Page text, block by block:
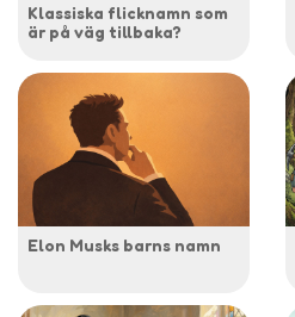
Klassiska flicknamn som
är på väg tillbaka?
Elon Musks barns namn